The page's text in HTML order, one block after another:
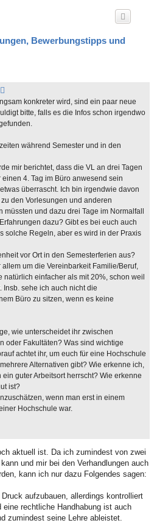
Bewerbungstipps und
konkreter wird, sind ein paar neue
bitte, falls es die Infos schon irgendwo
während Semester und in den
mir berichtet, dass die VL an drei Tagen
4. Tag im Büro anwesend sein
überrascht. Ich bin irgendwie davon
den Vorlesungen und anderen
müssten und dazu drei Tage im Normalfall
dazu? Gibt es bei euch auch
solche Regeln, aber es wird in der Praxis
vor Ort in den Semesterferien aus?
um die Vereinbarkeit Familie/Beruf,
natürlich einfacher als mit 20%, schon weil
Insb. sehe ich auch nicht die
Büro zu sitzen, wenn es keine
wie unterscheidet ihr zwischen
oder Fakultäten? Was sind wichtige
achtet ihr, um euch für eine Hochschule
Alternativen gibt? Wie erkenne ich,
guter Arbeitsort herrscht? Wie erkenne
ist?
wenn man erst in einem
Hochschule war.
aktuell ist. Da ich zumindest von zwei
und mir bei den Verhandlungen auch
kann ich nur dazu Folgendes sagen:
aufzubauen, allerdings kontrolliert
rechtliche Handhabung ist auch
zumindest seine Lehre ableistet.